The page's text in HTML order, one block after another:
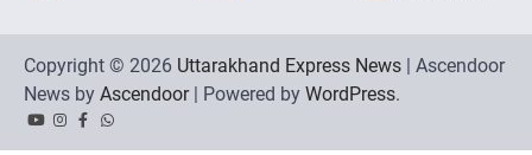
Copyright © 2026 Uttarakhand Express News | Ascendoor
News by Ascendoor| Powered by WordPress.
YouTubeInstagram
Facebook
Whatsapp